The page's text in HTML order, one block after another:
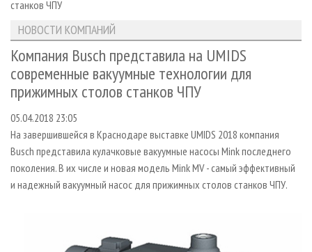
ЛЕСНОЕ ХОЗЯЙСТВО
ЛЕСОЗАГОТОВКА
ЛЕСОПИЛЕНИЕ
ДЕРЕВООБРАБОТКА
СУШКА ДРЕВЕСИНЫ
ПРОИЗВОДСТВО ДРЕВЕСНЫХ ПЛИТ
ДЕРЕВЯННОЕ ДОМОСТРОЕНИЕ
ПРОИЗВОДСТВО МЕБЕЛИ
БИОЭНЕРГЕТИКА
ИНСТРУМЕНТ И МАТЕРИАЛЫ
КАЛЕНДАРЬ СОБЫТИЙ
НОВОСТИ ЛПК
НОВОСТИ ЖУРНАЛА
НОВОСТИ КОМПАНИЙ
ПРОЕКТЫ ЛПИ
АНАЛИТИКА
ПРЕДПРИЯТИЯ ЛПК
ЛЕСНЫЕ РЕГИОНЫ РОССИИ
ПЕРСОНЫ
МОБИЛЬНЫЕ ВЫСТАВКИ
ОФИЦИАЛЬНЫЕ ДЕЛЕГАЦИИ
ПРИОРИТЕТНЫЕ ИНВЕСТПРОЕКТЫ
RUSSIAN FORESTRY REVIEW
БИБЛИОТЕКА СПЕЦИАЛИСТА
АРХИВ
АРХИВ ЖУРНАЛОВ
СТАТЬИ
О ЖУРНАЛЕ
ПОДПИСКА
КОНТАКТЫ
РЕКЛАМОДАТЕЛЯМ
РЕКЛАМА
РЕКЛАМА НА САЙТЕ
станков ЧПУ
НОВОСТИ КОМПАНИЙ
Компания Busch представила на UMIDS
современные вакуумные технологии для
прижимных столов станков ЧПУ
05.04.2018 23:05
На завершившейся в Краснодаре выставке UMIDS 2018 компания
Busch представила кулачковые вакуумные насосы Mink последнего
поколения. В их числе и новая модель Mink MV - самый эффективный
и надежный вакуумный насос для прижимных столов станков ЧПУ.